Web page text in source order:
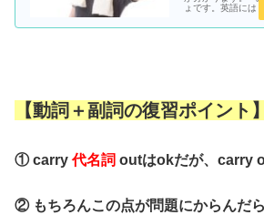
ょです。英語には
詞、または動詞＋
呼ばれているもの
【動詞＋副詞の復習ポイント】
① carry代名詞 outはokだが、carry
② もちろんこの点が問題にからんだ